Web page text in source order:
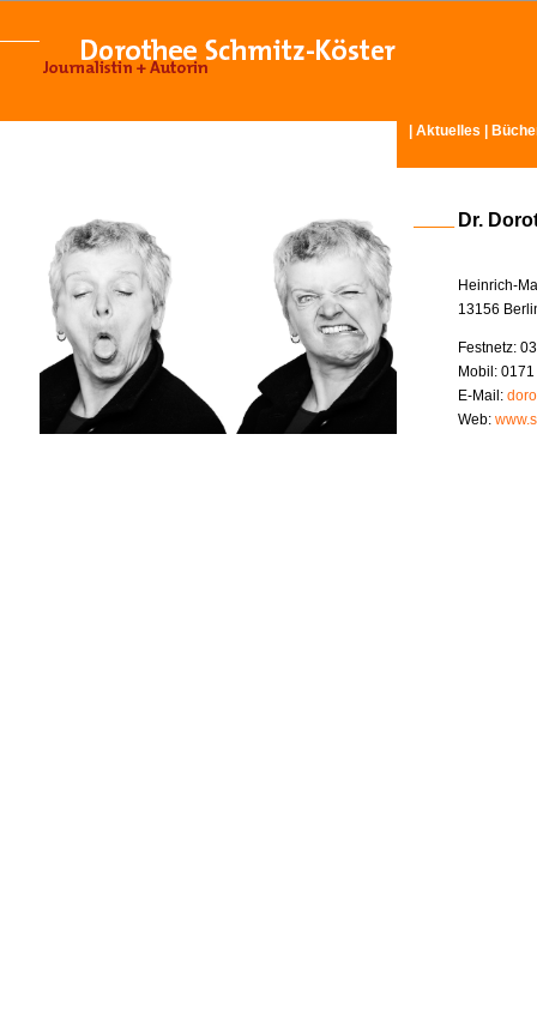
Aktuelles
Dr.
Heinrich-
13156
Festnetz:
Mobil:
E-Mail:
Web: